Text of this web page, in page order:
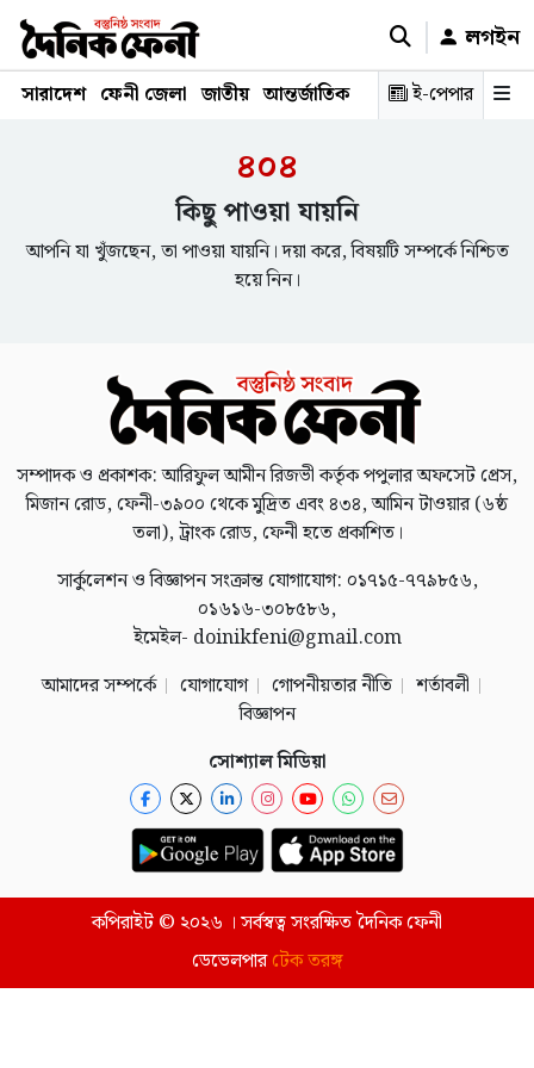
লগইন
সারাদেশ ফেনী জেলা জাতীয় আন্তর্জাতিক রাজনীতি স্বাস্থ্য শিক্ষা
ই-পেপার
৪০৪
কিছু পাওয়া যায়নি
আপনি যা খুঁজছেন, তা পাওয়া যায়নি। দয়া করে, বিষয়টি সম্পর্কে নিশ্চিত
হয়ে নিন।
সম্পাদক ও প্রকাশক: আরিফুল আমীন রিজভী কর্তৃক পপুলার অফসেট প্রেস,
মিজান রোড, ফেনী-৩৯০০ থেকে মুদ্রিত এবং ৪৩৪, আমিন টাওয়ার (৬ষ্ঠ
তলা), ট্রাংক রোড, ফেনী হতে প্রকাশিত।
সার্কুলেশন ও বিজ্ঞাপন সংক্রান্ত যোগাযোগ: ০১৭১৫-৭৭৯৮৫৬,
০১৬১৬-৩০৮৫৮৬,
ইমেইল- doinikfeni@gmail.com
আমাদের সম্পর্কে
যোগাযোগ গোপনীয়তার নীতি
শর্তাবলী
বিজ্ঞাপন
সোশ্যাল মিডিয়া
কপিরাইট © ২০২৬ । সর্বস্বত্ব সংরক্ষিত দৈনিক ফেনী
ডেভেলপারটেক তরঙ্গ